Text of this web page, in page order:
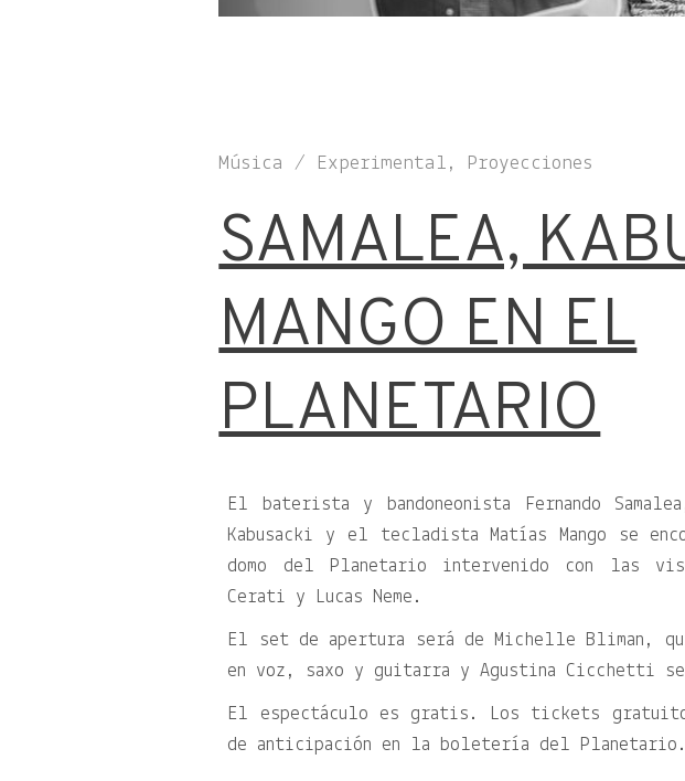
Música / Experimental, Proyecciones
SAMALEA,
MANGO EN EL
PLANETARIO
El baterista y bandoneonista Fernando
Kabusacki y el tecladista Matías Mango se
domo del Planetario intervenido con las
Cerati y Lucas Neme.
El set de apertura será de Michelle Bliman,
en voz, saxo y guitarra y Agustina Cicchetti
El espectáculo es gratis. Los tickets
de anticipación en la boletería del Planetario.